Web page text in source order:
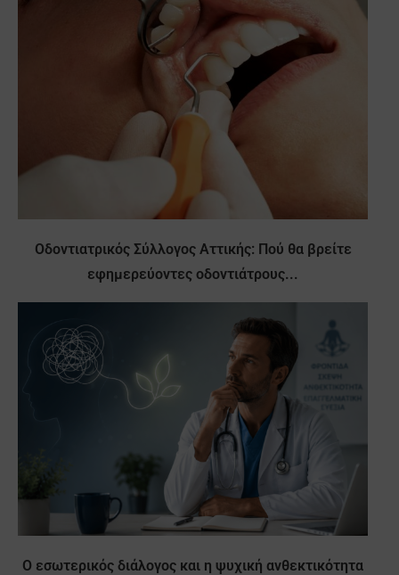
Οδοντιατρικός Σύλλογος Αττικής: Πού θα βρείτε
εφημερεύοντες οδοντιάτρους...
Ο εσωτερικός διάλογος και η ψυχική ανθεκτικότητα